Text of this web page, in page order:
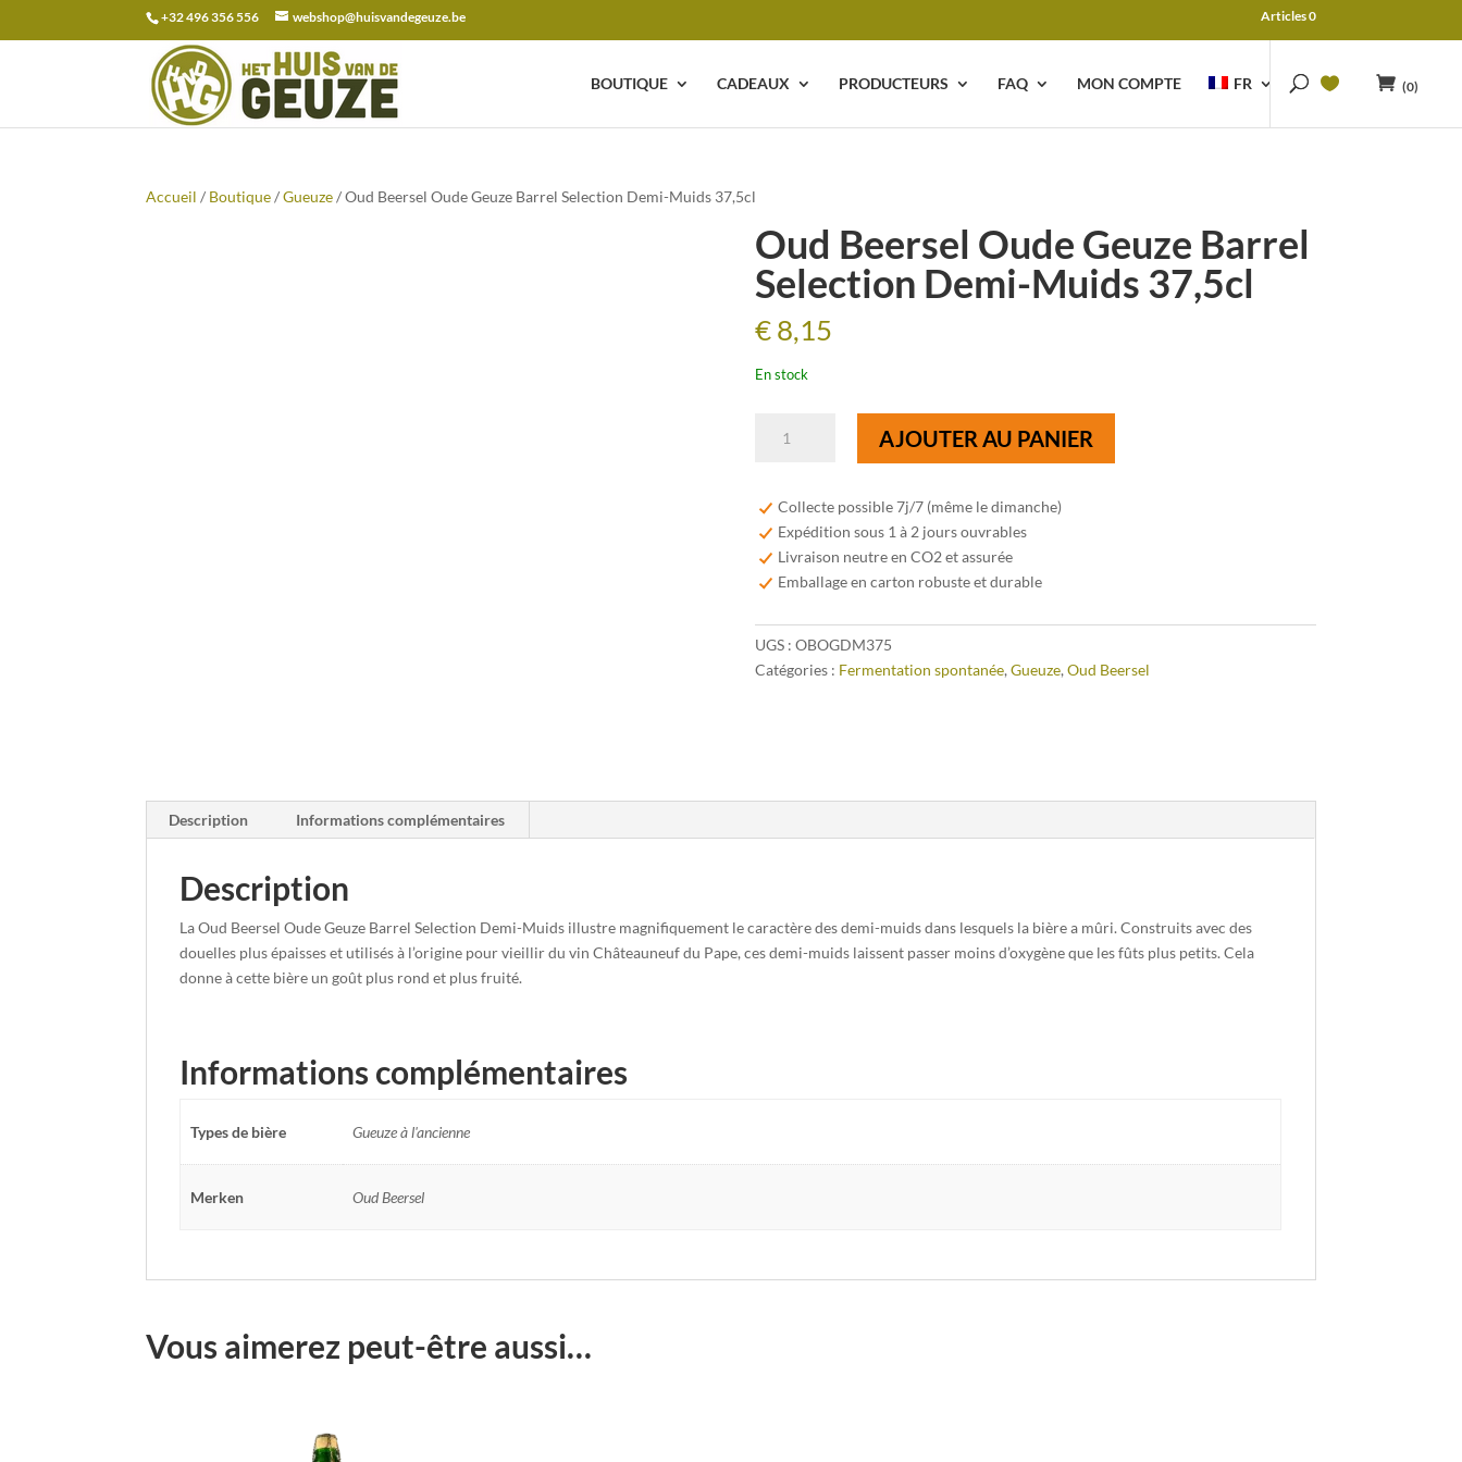
+32 496 356 556 webshop@huisvandegeuze.be Articles 0
BOUTIQUE CADEAUX PRODUCTEURS FAQ MON COMPTE FR (0)
Recherche
pour :
Accueil / Boutique/Gueuze/ Oud Beersel Oude Geuze Barrel Selection Demi-Muids 37,5cl
Oud Beersel Oude Geuze Barrel
Selection Demi-Muids 37,5cl
€8,15
En stock
Beersel
Oude
Geuze
Barrel
Demi-
Muids
37,5cl
AJOUTER AU PANIER
Collecte possible 7j/7 (même le dimanche)
Expédition sous 1 à 2 jours ouvrables
Livraison neutre en CO2 et assurée
Emballage en carton robuste et durable
UGS : OBOGDM375
Catégories : Fermentation spontanée, Gueuze, Oud Beersel
Description Informations complémentaires
Description
La Oud Beersel Oude Geuze Barrel Selection Demi-Muids illustre magnifiquement le caractère des demi-muids dans lesquels la bière a mûri. Construits avec des
douelles plus épaisses et utilisés à l’origine pour vieillir du vin Châteauneuf du Pape, ces demi-muids laissent passer moins d’oxygène que les fûts plus petits. Cela
donne à cette bière un goût plus rond et plus fruité.
Informations complémentaires
Types de bière Gueuze à l'ancienne
Merken Oud Beersel
Vous aimerez peut-être aussi…